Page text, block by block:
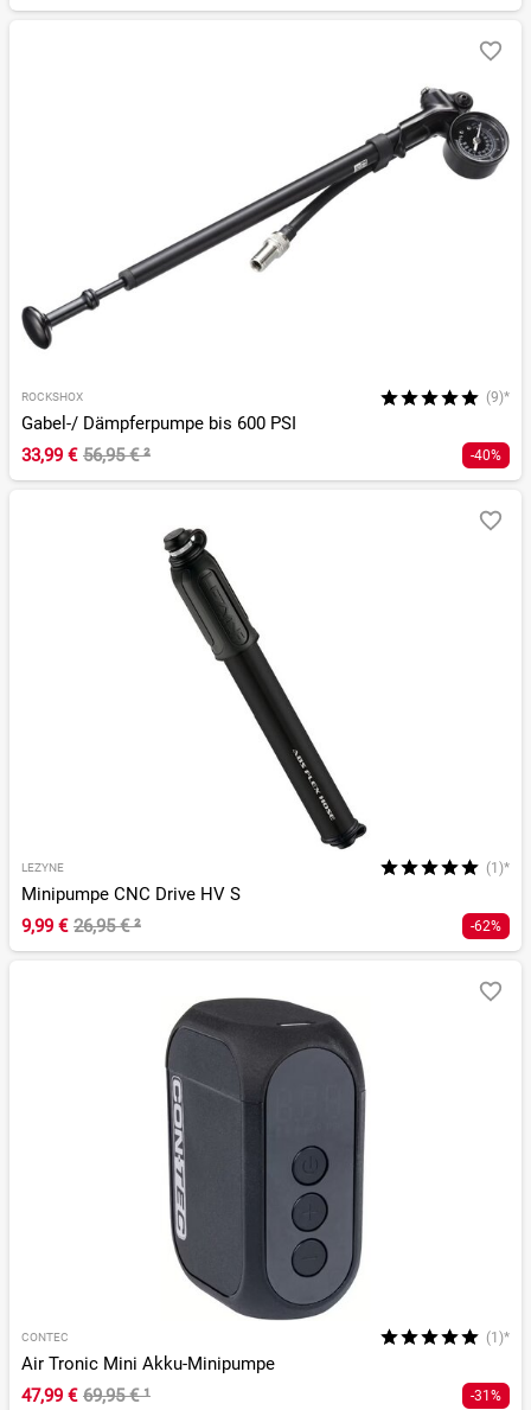
ROCKSHOX (9)*
Gabel-/ Dämpferpumpe bis 600 PSI
33,99 € 56,95 €² -40%
LEZYNE (1)*
Minipumpe CNC Drive HV S
9,99 € 26,95 €² -62%
CONTEC (1)*
Air Tronic Mini Akku-Minipumpe
47,99 € 69,95 €¹ -31%